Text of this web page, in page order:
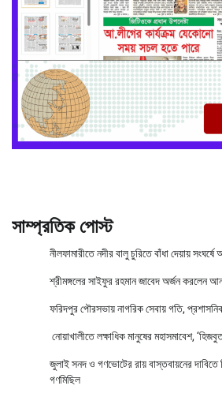
সাম্প্রতিক পোস্ট
নীলফামারীতে নদীর বালু চুরিতে বাঁধা দেয়ায়
শ্রীমঙ্গলের সাইফুর রহমান জাবেদ অর্জন করলেন
ফরিদপুর পৌরসভায় নাগরিক সেবায় গতি,
নোয়াখালীতে লক্ষাধিক মানুষের মহাসমাবেশ,
জুলাই সনদ ও গণভোটের রায় বাস্তবায়নের দাবিতে
গণমিছিল